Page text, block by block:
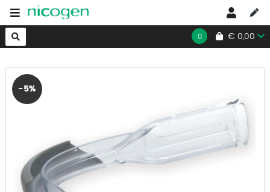
0 € 0,00
HOME VIDEOLARINGOSCOPI
-5%